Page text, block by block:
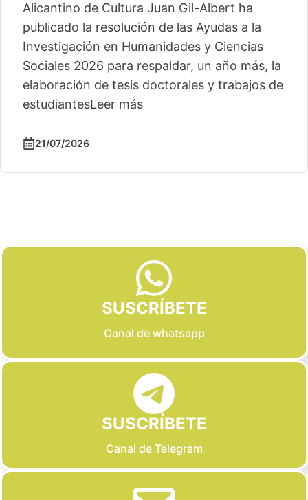
Alicantino de Cultura Juan Gil-Albert ha
publicado la resolución de las Ayudas a la
Investigación en Humanidades y Ciencias
Sociales 2026 para respaldar, un año más, la
elaboración de tesis doctorales y trabajos de
estudiantesLeer más
21/07/2026
SUSCRÍBETE
Canal de whatsapp
SUSCRÍBETE
Canal de Telegram